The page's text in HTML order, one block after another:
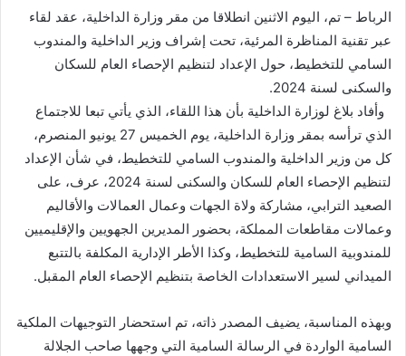
الرباط – تم، اليوم الاثنين انطلاقا من مقر وزارة الداخلية، عقد لقاء
عبر تقنية المناظرة المرئية، تحت إشراف وزير الداخلية والمندوب
السامي للتخطيط، حول الإعداد لتنظيم الإحصاء العام للسكان
والسكنى لسنة 2024.
وأفاد بلاغ لوزارة الداخلية بأن هذا اللقاء، الذي يأتي تبعا للاجتماع
الذي ترأسه بمقر وزارة الداخلية، يوم الخميس 27 يونيو المنصرم،
كل من وزير الداخلية والمندوب السامي للتخطيط، في شأن الإعداد
لتنظيم الإحصاء العام للسكان والسكنى لسنة 2024، عرف، على
الصعيد الترابي، مشاركة ولاة الجهات وعمال العمالات والأقاليم
وعمالات مقاطعات المملكة، بحضور المديرين الجهويين والإقليميين
للمندوبية السامية للتخطيط، وكذا الأطر الإدارية المكلفة بالتتبع
الميداني لسير الاستعدادات الخاصة بتنظيم الإحصاء العام المقبل.
وبهذه المناسبة، يضيف المصدر ذاته، تم استحضار التوجيهات الملكية
السامية الواردة في الرسالة السامية التي وجهها صاحب الجلالة